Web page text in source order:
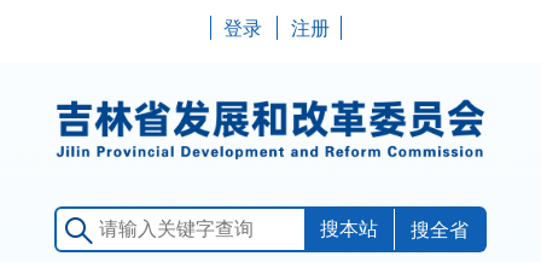
登录 注册
搜全省